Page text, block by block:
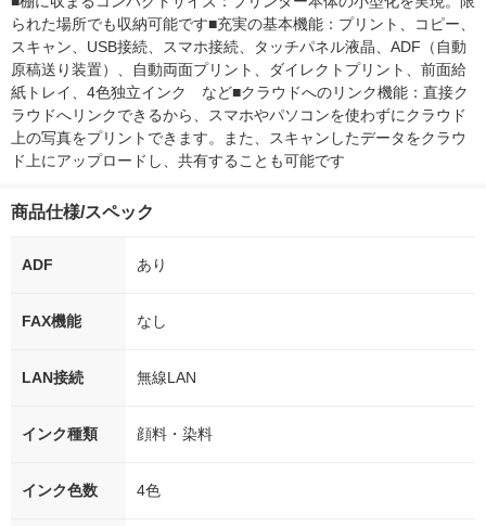
られた場所でも収納可能です■充実の基本機能：プリント、コピー、
スキャン、USB接続、スマホ接続、タッチパネル液晶、ADF（自動
原稿送り装置）、自動両面プリント、ダイレクトプリント、前面給
紙トレイ、4色独立インク　など■クラウドへのリンク機能：直接ク
ラウドへリンクできるから、スマホやパソコンを使わずにクラウド
上の写真をプリントできます。また、スキャンしたデータをクラウ
ド上にアップロードし、共有することも可能です
商品仕様/スペック
ADF あり
FAX機能 なし
LAN接続 無線LAN
インク種類 顔料・染料
インク色数 4色